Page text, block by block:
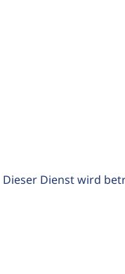
Dieser Dienst wird